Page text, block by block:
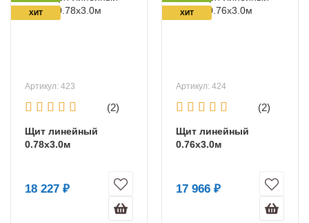
ХИТ
Артикул: 423
(2)
Щит линейный
0.78х3.0м
18 227 ₽
ХИТ
Артикул: 424
(2)
Щит линейный
0.76х3.0м
17 966 ₽